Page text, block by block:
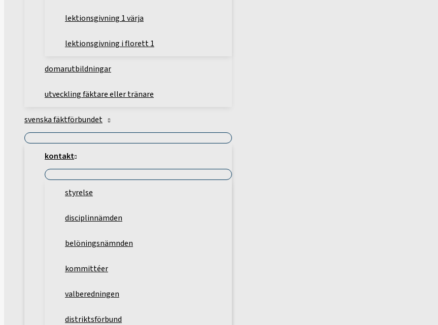
lektionsgivning 1 värja
lektionsgivning i florett 1
domarutbildningar
utveckling fäktare eller tränare
svenska fäktförbundet
kontakt
styrelse
disciplinnämden
belöningsnämnden
kommittéer
valberedningen
distriktsförbund